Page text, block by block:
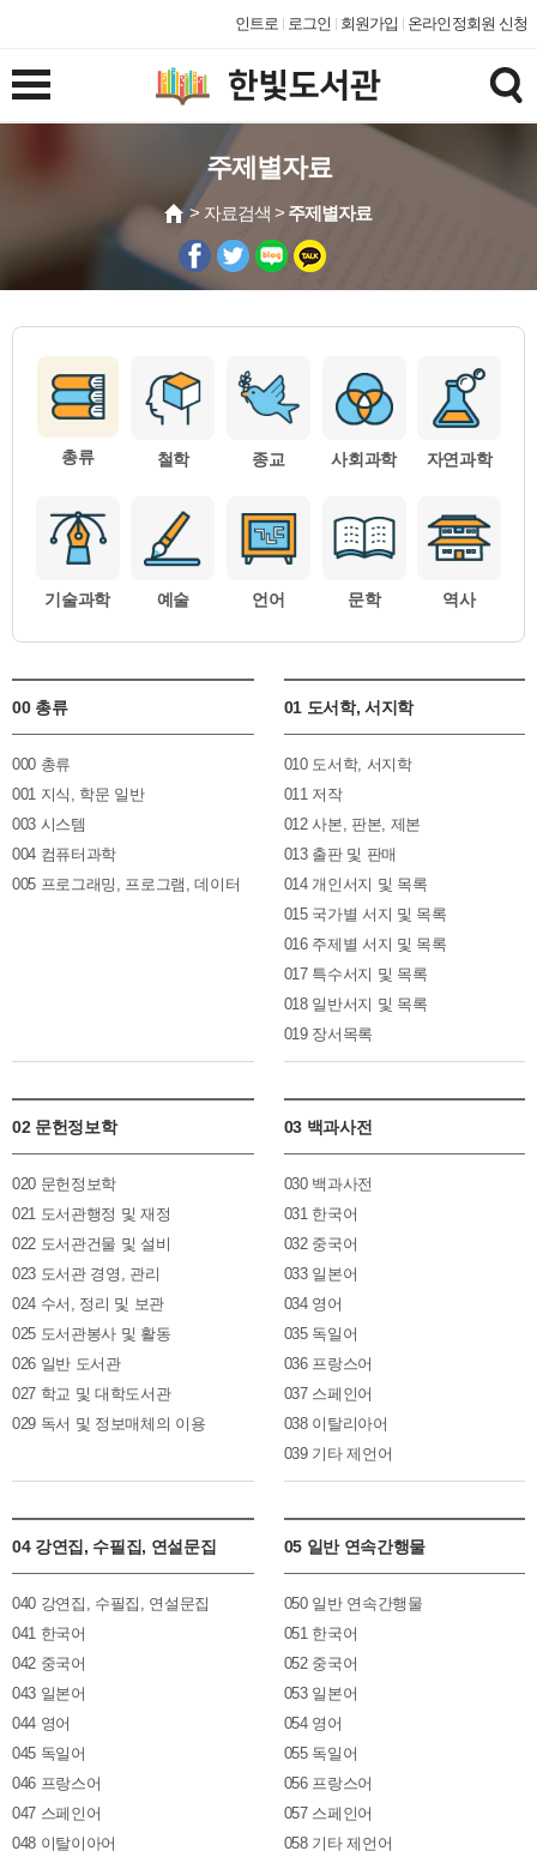
인트로 로그인 회원가입 온라인정회원 신청
주제별자료
> 자료검색 > 주제별자료
총류 철학 종교 사회과학 자연과학
기술과학 예술 언어 문학 역사
00 총류
000 총류
001 지식, 학문 일반
003 시스템
004 컴퓨터과학
005 프로그래밍, 프로그램, 데이터
01 도서학, 서지학
010 도서학, 서지학
011 저작
012 사본, 판본, 제본
013 출판 및 판매
014 개인서지 및 목록
015 국가별 서지 및 목록
016 주제별 서지 및 목록
017 특수서지 및 목록
018 일반서지 및 목록
019 장서목록
02 문헌정보학
020 문헌정보학
021 도서관행정 및 재정
022 도서관건물 및 설비
023 도서관 경영, 관리
024 수서, 정리 및 보관
025 도서관봉사 및 활동
026 일반 도서관
027 학교 및 대학도서관
029 독서 및 정보매체의 이용
03 백과사전
030 백과사전
031 한국어
032 중국어
033 일본어
034 영어
035 독일어
036 프랑스어
037 스페인어
038 이탈리아어
039 기타 제언어
04 강연집, 수필집, 연설문집
040 강연집, 수필집, 연설문집
041 한국어
042 중국어
043 일본어
044 영어
045 독일어
046 프랑스어
047 스페인어
048 이탈이아어
05 일반 연속간행물
050 일반 연속간행물
051 한국어
052 중국어
053 일본어
054 영어
055 독일어
056 프랑스어
057 스페인어
058 기타 제언어